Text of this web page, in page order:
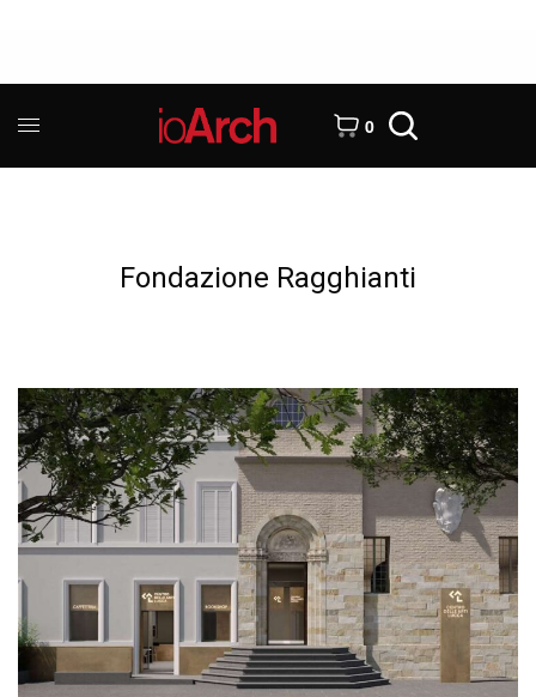
0
Fondazione Ragghianti